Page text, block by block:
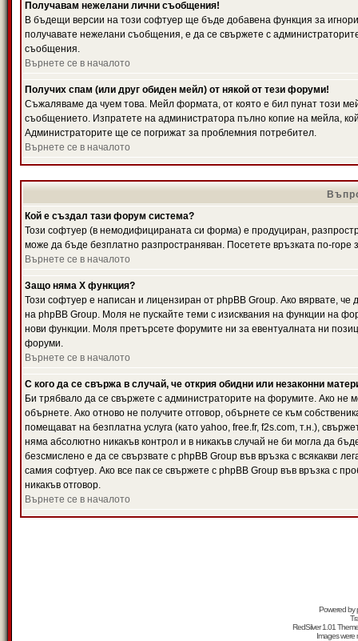
Получавам нежелани лични съобщения!
В бъдещи версии на този софтуер ще бъде добавена функция за
получавате нежелани съобщения, е да се свържете с
съобщения.
Върнете се в началото
Получих спам (или друг обиден мейл) от някой от тези форуми!
Съжаляваме да чуем това. Мейл формата, от която е бил пунат този
съобщението. Изпратете на администратора пълно копие на мейла,
Администраторите ще се погрижат за проблемния потребител.
Върнете се в началото
Кой е създал тази форум система?
Този софтуер (в немодифицираната си форма) е продуциран,
може да бъде безплатно разпространяван. Посетете връзката по-горе
Върнете се в началото
Защо няма X функция?
Този софтуер е написан и лицензиран от phpBB Group. Ако вярвате,
на phpBB Group. Моля не пускайте теми с изисквания на функции на
нови функции. Моля претърсете форумите ни за евентуалната ни
форуми.
Върнете се в началото
С кого да се свържа в случай, че открия обидни или незаконни
Би трябвало да се свържете с администраторите на форумите. Ако не
обърнете. Ако отново не получите отговор, обърнете се към
помещават на безплатна услуга (като yahoo, free.fr, f2s.com, т.н.),
няма абсолютно никакъв контрол и в никакъв случай не би могла да
безсмислено е да се свързвате с phpBB Group във връзка с всякакви
самия софтуер. Ако все пак се свържете с phpBB Group във връзка с
никакъв отговор.
Върнете се в началото
Powered by
RedSilver 1.01
Images were